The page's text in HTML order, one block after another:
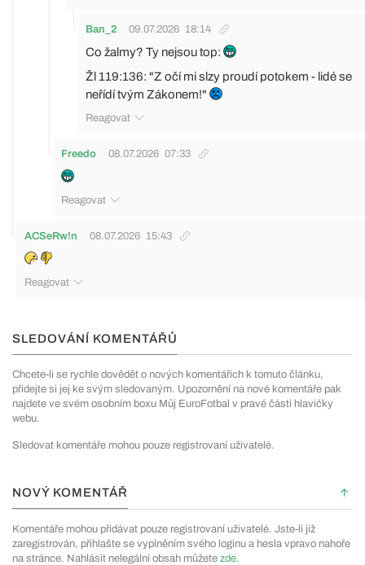
Ban_2 09.07.2026 18:14
Co žalmy? Ty nejsou top:
Žl 119:136: "Z očí mi slzy proudí potokem - lidé se
neřídí tvým Zákonem!"
Reagovat
Freedo 08.07.2026 07:33
Reagovat
ACSeRw!n 08.07.2026 15:43
Reagovat
SLEDOVÁNÍ KOMENTÁŘŮ
Chcete-li se rychle dovědět o nových komentářích k tomuto článku,
přidejte si jej ke svým sledovaným. Upozornění na nové komentáře pak
najdete ve svém osobním boxu Můj EuroFotbal v pravé části hlavičky
webu.
Sledovat komentáře mohou pouze registrovaní uživatelé.
NOVÝ KOMENTÁŘ
Komentáře mohou přidávat pouze registrovaní uživatelé. Jste-li již
zaregistrován, přihlašte se vyplněním svého loginu a hesla vpravo nahoře
na stránce. Nahlásit nelegální obsah můžete zde.